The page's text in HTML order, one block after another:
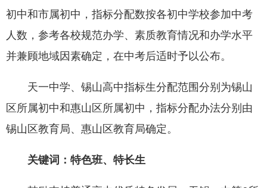
初中和市属初中，指标分配数按各初中学校参加中考
人数，参考各校规范办学、素质教育情况和办学水平
并兼顾地域因素确定，在中考后适时予以公布。
天一中学、锡山高中指标生分配范围分别为锡山
区所属初中和惠山区所属初中，指标分配办法分别由
锡山区教育局、惠山区教育局确定。
关键词：特色班、特长生